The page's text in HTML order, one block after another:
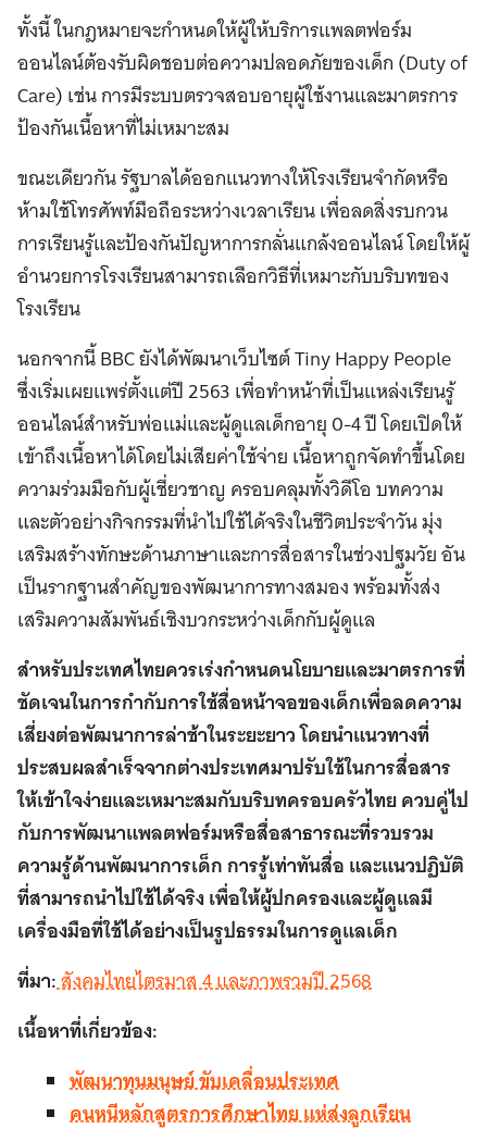
ทั้งนี้ ในกฎหมายจะกำหนดให้ผู้ให้บริการแพลตฟอร์ม
ออนไลน์ต้องรับผิดชอบต่อความปลอดภัยของเด็ก (Duty of
Care) เช่น การมีระบบตรวจสอบอายุผู้ใช้งานและมาตรการ
ป้องกันเนื้อหาที่ไม่เหมาะสม
ขณะเดียวกัน รัฐบาลได้ออกแนวทางให้โรงเรียนจำกัดหรือ
ห้ามใช้โทรศัพท์มือถือระหว่างเวลาเรียน เพื่อลดสิ่งรบกวน
การเรียนรู้และป้องกันปัญหาการกลั่นแกล้งออนไลน์ โดยให้ผู้
อำนวยการโรงเรียนสามารถเลือกวิธีที่เหมาะกับบริบทของ
โรงเรียน
นอกจากนี้ BBC ยังได้พัฒนาเว็บไซต์ Tiny Happy People
ซึ่งเริ่มเผยแพร่ตั้งแต่ปี 2563 เพื่อทำหน้าที่เป็นแหล่งเรียนรู้
ออนไลน์สำหรับพ่อแม่และผู้ดูแลเด็กอายุ 0-4 ปี โดยเปิดให้
เข้าถึงเนื้อหาได้โดยไม่เสียค่าใช้จ่าย เนื้อหาถูกจัดทำขึ้นโดย
ความร่วมมือกับผู้เชี่ยวชาญ ครอบคลุมทั้งวิดีโอ บทความ
และตัวอย่างกิจกรรมที่นำไปใช้ได้จริงในชีวิตประจำวัน มุ่ง
เสริมสร้างทักษะด้านภาษาและการสื่อสารในช่วงปฐมวัย อัน
เป็นรากฐานสำคัญของพัฒนาการทางสมอง พร้อมทั้งส่ง
เสริมความสัมพันธ์เชิงบวกระหว่างเด็กกับผู้ดูแล
สำหรับประเทศไทยควรเร่งกำหนดนโยบายและมาตรการที่
ชัดเจนในการกำกับการใช้สื่อหน้าจอของเด็กเพื่อลดความ
เสี่ยงต่อพัฒนาการล่าช้าในระยะยาว โดยนำแนวทางที่
ประสบผลสำเร็จจากต่างประเทศมาปรับใช้ในการสื่อสาร
ให้เข้าใจง่ายและเหมาะสมกับบริบทครอบครัวไทย ควบคู่ไป
กับการพัฒนาแพลตฟอร์มหรือสื่อสาธารณะที่รวบรวม
ความรู้ด้านพัฒนาการเด็ก การรู้เท่าทันสื่อ และแนวปฏิบัติ
ที่สามารถนำไปใช้ได้จริง เพื่อให้ผู้ปกครองและผู้ดูแลมี
เครื่องมือที่ใช้ได้อย่างเป็นรูปธรรมในการดูแลเด็ก
ที่มา:สังคมไทยไตรมาส 4 และภาพรวมปี 2568
เนื้อหาที่เกี่ยวข้อง:
พัฒนาทุนมนุษย์ ขับเคลื่อนประเทศ​
คนหนีหลักสูตรการศึกษาไทย แห่ส่งลูกเรียน